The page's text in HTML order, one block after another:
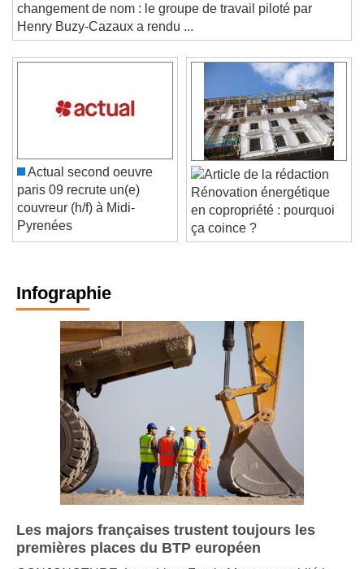
changement de nom : le groupe de travail piloté par
Henry Buzy-Cazaux a rendu ...
Actual second oeuvre
paris 09 recrute un(e)
couvreur (h/f) à Midi-
Rénovation énergétique
en copropriété : pourquoi
ça coince ?
Infographie
Les majors françaises trustent toujours les
premières places du BTP européen